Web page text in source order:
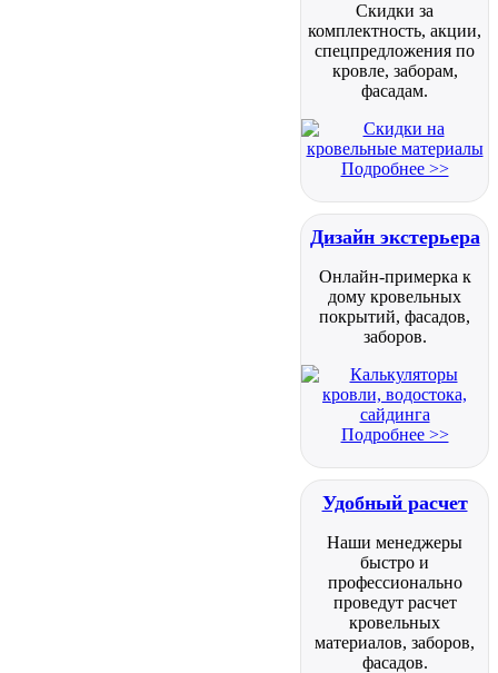
Скидки за
комплектность, акции,
спецпредложения по
кровле, заборам,
фасадам.
Подробнее >>
Дизайн экстерьера
Онлайн-примерка к
дому кровельных
покрытий, фасадов,
заборов.
Подробнее >>
Удобный расчет
Наши менеджеры
быстро и
профессионально
проведут расчет
кровельных
материалов, заборов,
фасадов.